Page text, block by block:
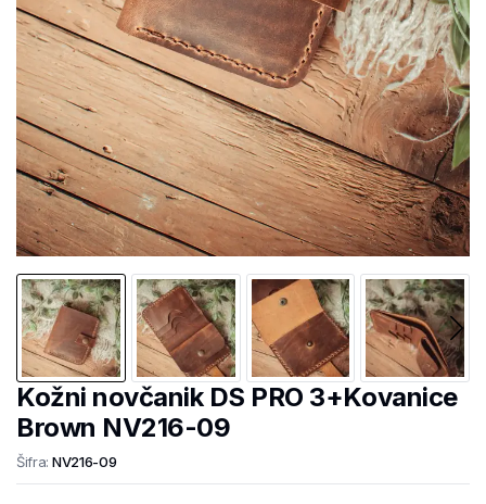
Kožni novčanik DS PRO 3+Kovanice
Brown NV216-09
Šifra: NV216-09